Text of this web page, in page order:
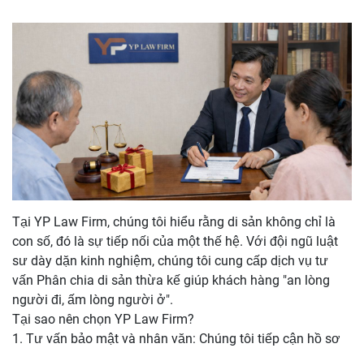
Tại YP Law Firm, chúng tôi hiểu rằng di sản không chỉ là
con số, đó là sự tiếp nối của một thế hệ. Với đội ngũ luật
sư dày dặn kinh nghiệm, chúng tôi cung cấp dịch vụ tư
vấn Phân chia di sản thừa kế giúp khách hàng "an lòng
người đi, ấm lòng người ở".
Tại sao nên chọn YP Law Firm?
1. Tư vấn bảo mật và nhân văn: Chúng tôi tiếp cận hồ sơ